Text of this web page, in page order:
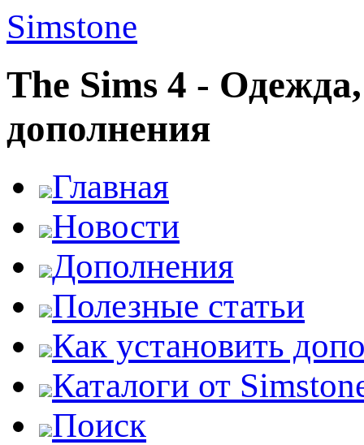
Simstone
The Sims 4 -
дополнения
Главная
Новости
Дополнения
Полезные статьи
Как установить
Каталоги от
Поиск